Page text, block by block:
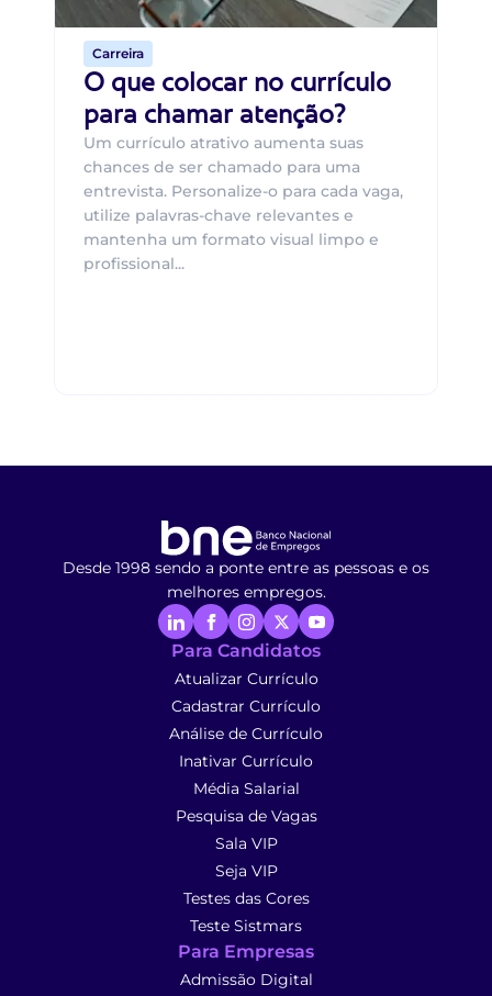
Carreira
O que colocar no currículo
para chamar atenção?
Um currículo atrativo aumenta suas
chances de ser chamado para uma
entrevista. Personalize-o para cada vaga,
utilize palavras-chave relevantes e
mantenha um formato visual limpo e
profissional...
Desde 1998 sendo a ponte entre as pessoas e os
melhores empregos.
Para Candidatos
Atualizar Currículo
Cadastrar Currículo
Análise de Currículo
Inativar Currículo
Média Salarial
Pesquisa de Vagas
Sala VIP
Seja VIP
Testes das Cores
Teste Sistmars
Para Empresas
Admissão Digital